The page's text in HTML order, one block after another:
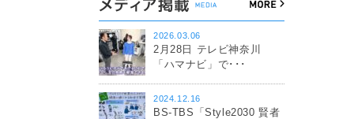
2026.03.06
2月28日 テレビ神奈川
「ハマナビ」で･･･
2024.12.16
BS-TBS「Style2030 賢者